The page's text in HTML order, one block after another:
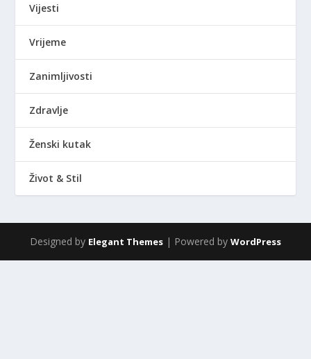
Vijesti
Vrijeme
Zanimljivosti
Zdravlje
Ženski kutak
Život & Stil
Designed by Elegant Themes | Powered by WordPress